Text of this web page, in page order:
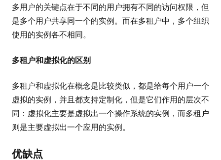
多用户的关键点在于不同的用户拥有不同的访问权限，但
是多个用户共享同一个的实例。而在多租户中，多个组织
使用的实例各不相同。
多租户和虚拟化的区别
多租户和虚拟化在概念是比较类似，都是给每个用户一个
虚拟的实例，并且都支持定制化，但是它们作用的层次不
同：虚拟化主要是虚拟出一个操作系统的实例，而多租户
则是主要虚拟出一个应用的实例。
优缺点